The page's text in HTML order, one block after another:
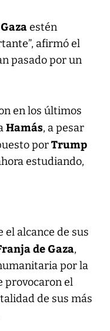
Gazaestén
afirmó el
pasado por un
en los últimos
Hamás, a pesar
porTrump
estudiando,
alcance de sus
de Gaza,
por la
provocaron el
de sus más